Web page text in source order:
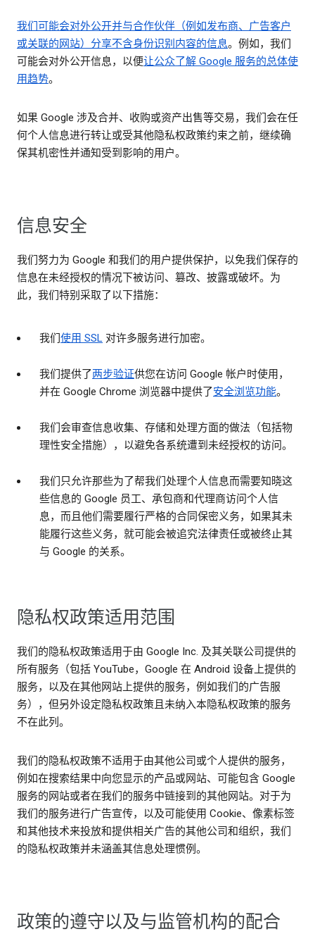
我们可能会对外公开并与合作伙伴（例如发布商、广告客户
或关联的网站）分享不含身份识别内容的信息。例如，我们
可能会对外公开信息，以便让公众了解 Google 服务的总体使
用趋势。
如果 Google 涉及合并、收购或资产出售等交易，我们会在任
何个人信息进行转让或受其他隐私权政策约束之前，继续确
保其机密性并通知受到影响的用户。
信息安全
我们努力为 Google 和我们的用户提供保护，以免我们保存的
信息在未经授权的情况下被访问、篡改、披露或破坏。为
此，我们特别采取了以下措施：
我们使用 SSL 对许多服务进行加密。
我们提供了两步验证供您在访问 Google 帐户时使用，
并在 Google Chrome 浏览器中提供了安全浏览功能。
我们会审查信息收集、存储和处理方面的做法（包括物
理性安全措施），以避免各系统遭到未经授权的访问。
我们只允许那些为了帮我们处理个人信息而需要知晓这
些信息的 Google 员工、承包商和代理商访问个人信
息，而且他们需要履行严格的合同保密义务，如果其未
能履行这些义务，就可能会被追究法律责任或被终止其
与 Google 的关系。
隐私权政策适用范围
我们的隐私权政策适用于由 Google Inc. 及其关联公司提供的
所有服务（包括 YouTube，Google 在 Android 设备上提供的
服务，以及在其他网站上提供的服务，例如我们的广告服
务），但另外设定隐私权政策且未纳入本隐私权政策的服务
不在此列。
我们的隐私权政策不适用于由其他公司或个人提供的服务，
例如在搜索结果中向您显示的产品或网站、可能包含 Google
服务的网站或者在我们的服务中链接到的其他网站。对于为
我们的服务进行广告宣传，以及可能使用 Cookie、像素标签
和其他技术来投放和提供相关广告的其他公司和组织，我们
的隐私权政策并未涵盖其信息处理惯例。
政策的遵守以及与监管机构的配合